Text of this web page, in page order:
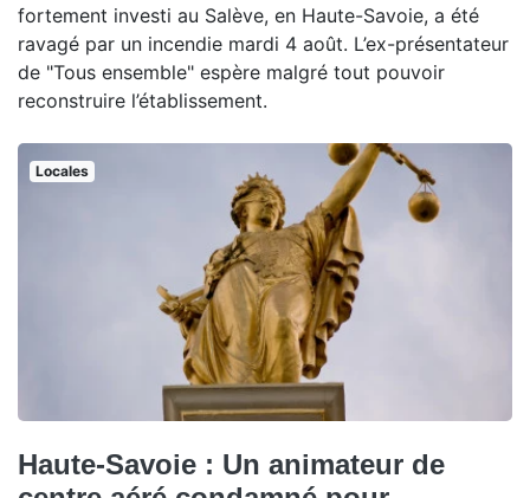
fortement investi au Salève, en Haute-Savoie, a été
ravagé par un incendie mardi 4 août. L’ex-présentateur
de "Tous ensemble" espère malgré tout pouvoir
reconstruire l’établissement.
Locales
Haute-Savoie : Un animateur de